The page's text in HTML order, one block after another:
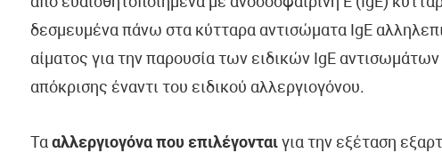
δεσμευμένα πάνω στα κύτταρα αντισώματα IgE
αίματος για την παρουσία των ειδικών IgE
απόκρισης έναντι του ειδικού αλλεργιογόνου.
Τα αλλεργιογόνα που επιλέγονταιγια την εξέταση